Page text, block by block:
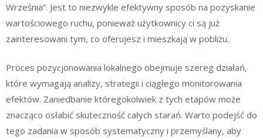
Września”. Jest to niezwykle efektywny sposób na pozyskanie
wartościowego ruchu, ponieważ użytkownicy ci są już
zainteresowani tym, co oferujesz i mieszkają w pobliżu.
Proces pozycjonowania lokalnego obejmuje szereg działań,
które wymagają analizy, strategii i ciągłego monitorowania
efektów. Zaniedbanie któregokolwiek z tych etapów może
znacząco osłabić skuteczność całych starań. Warto podejść do
tego zadania w sposób systematyczny i przemyślany, aby